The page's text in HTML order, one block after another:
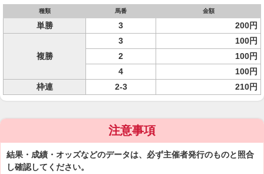
種類 馬番 金額
単勝 3 200円
複勝
3
100円
2
100円
4
100円
枠連
2-3 210円
注意事項
結果・成績・オッズなどのデータは、必ず主催者発行のものと照合
し確認してください。